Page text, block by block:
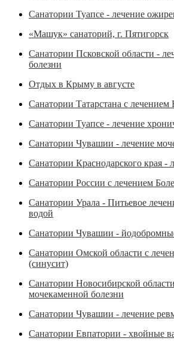
Санатории Туапсе - лечение
«Машук» санаторий, г. Пятигорск
Санатории Псковской области -
болезни
Отдых в Крыму в августе
Санатории Татарстана с лечением
Санатории Туапсе - лечение
Санатории Чувашии - лечение
Санатории Краснодарского края -
Санатории России с лечением
Санатории Урала - Питьевое
водой
Санатории Чувашии -
Санатории Омской области с
(синусит)
Санатории Новосибирской
мочекаменной болезни
Санатории Чувашии - лечение
Санатории Евпатории - хвойные